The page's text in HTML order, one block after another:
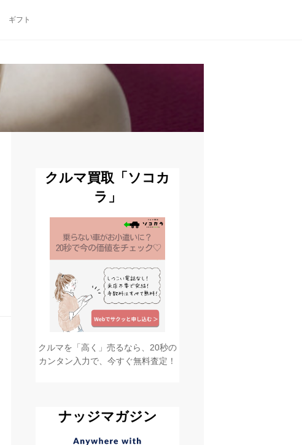
ギフト
クルマ買取「ソコカ
ラ」
クルマを「高く」売るなら、20秒の
カンタン入力で、今すぐ無料査定！
ナッジマガジン